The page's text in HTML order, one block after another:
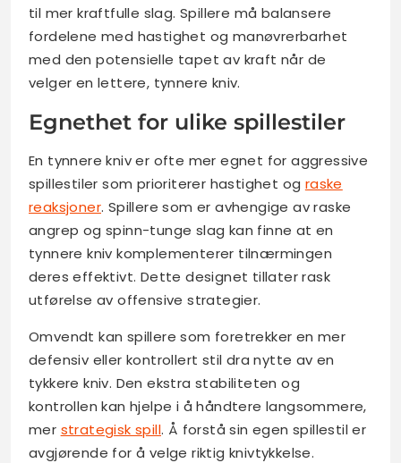
til mer kraftfulle slag. Spillere må balansere
fordelene med hastighet og manøvrerbarhet
med den potensielle tapet av kraft når de
velger en lettere, tynnere kniv.
Egnethet for ulike spillestiler
En tynnere kniv er ofte mer egnet for aggressive
spillestiler som prioriterer hastighet og raske
reaksjoner. Spillere som er avhengige av raske
angrep og spinn-tunge slag kan finne at en
tynnere kniv komplementerer tilnærmingen
deres effektivt. Dette designet tillater rask
utførelse av offensive strategier.
Omvendt kan spillere som foretrekker en mer
defensiv eller kontrollert stil dra nytte av en
tykkere kniv. Den ekstra stabiliteten og
kontrollen kan hjelpe i å håndtere langsommere,
mer strategisk spill. Å forstå sin egen spillestil er
avgjørende for å velge riktig knivtykkelse.